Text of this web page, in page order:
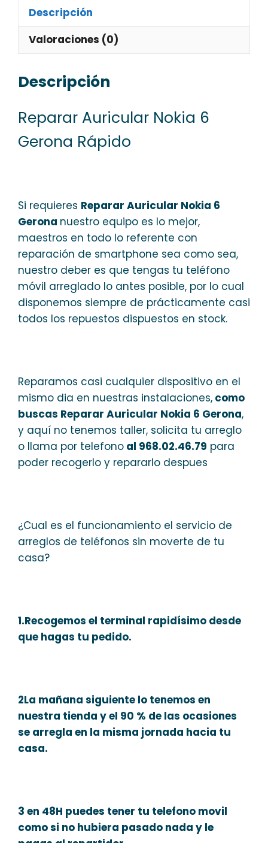
Descripción
Valoraciones (0)
Descripción
Reparar Auricular Nokia 6
Gerona Rápido
Si requieres Reparar Auricular Nokia 6
Gerona nuestro equipo es lo mejor,
maestros en todo lo referente con
reparación de smartphone sea como sea,
nuestro deber es que tengas tu teléfono
móvil arreglado lo antes posible, por lo cual
disponemos siempre de prácticamente casi
todos los repuestos dispuestos en stock.
Reparamos casi cualquier dispositivo en el
mismo dia en nuestras instalaciones, como
buscas Reparar Auricular Nokia 6 Gerona,
y aquí no tenemos taller, solicita tu arreglo
o llama por telefono al 968.02.46.79 para
poder recogerlo y repararlo despues
¿Cual es el funcionamiento el servicio de
arreglos de teléfonos sin moverte de tu
casa?
1.Recogemos el terminal rapidísimo desde
que hagas tu pedido.
2La mañana siguiente lo tenemos en
nuestra tienda y el 90 % de las ocasiones
se arregla en la misma jornada hacia tu
casa.
3 en 48H puedes tener tu telefono movil
como si no hubiera pasado nada y le